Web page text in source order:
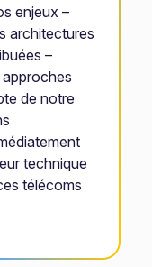
enjeux –
architectures
–
de notre
technique
télécoms